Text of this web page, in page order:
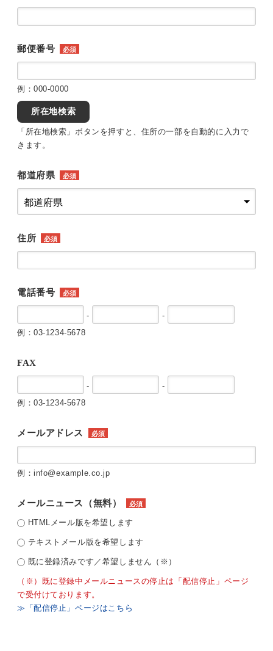
郵便番号 必須
例：000-0000
所在地検索
「所在地検索」ボタンを押すと、住所の一部を自動的に入力で
きます。
都道府県 必須
住所 必須
電話番号 必須
-
-
例：03-1234-5678
FAX
-
-
例：03-1234-5678
メールアドレス 必須
例：info@example.co.jp
メールニュース（無料） 必須
HTMLメール版を希望します
テキストメール版を希望します
既に登録済みです／希望しません（※）
（※）既に登録中メールニュースの停止は「配信停止」ページ
で受付けております。
≫「配信停止」ページはこちら